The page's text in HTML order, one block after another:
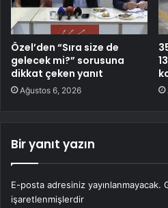
Özel’den “Sıra size de
gelecek mi?” sorusuna
dikkat çeken yanıt
Ağustos 6, 2026
Bir yanıt yazın
E-posta adresiniz yayınlanmayacak.
işaretlenmişlerdir